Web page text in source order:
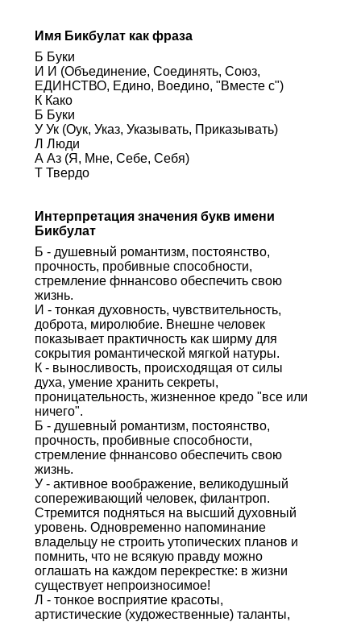
Имя Бикбулат как фраза
Б Буки
И И (Объединение, Соединять, Союз,
ЕДИНСТВО, Едино, Воедино, "Вместе с")
К Како
Б Буки
У Ук (Оук, Указ, Указывать, Приказывать)
Л Люди
А Аз (Я, Мне, Себе, Себя)
Т Твердо
Интерпретация значения букв имени
Бикбулат
Б - душевный романтизм, постоянство,
прочность, пробивные способности,
стремление фннансово обеспечить свою
жизнь.
И - тонкая духовность, чувствительность,
доброта, миролюбие. Внешне человек
показывает практичность как ширму для
сокрытия романтической мягкой натуры.
К - выносливость, происходящая от силы
духа, умение хранить секреты,
проницательность, жизненное кредо "все или
ничего".
Б - душевный романтизм, постоянство,
прочность, пробивные способности,
стремление фннансово обеспечить свою
жизнь.
У - активное воображение, великодушный
сопереживающий человек, филантроп.
Стремится подняться на высший духовный
уровень. Одновременно напоминание
владельцу не строить утопических планов и
помнить, что не всякую правду можно
оглашать на каждом перекрестке: в жизни
существует непроизносимое!
Л - тонкое восприятие красоты,
артистические (художественные) таланты,